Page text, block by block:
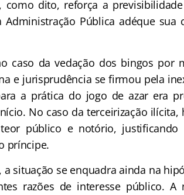
como dito, reforça a
Pública adéque sua
caso da vedação dos bingos por
e jurisprudência se firmou pela
a prática do jogo de azar era
No caso da terceirização ilícita,
público e notório,
príncipe.
situação se enquadra ainda na
razões de interesse público. A